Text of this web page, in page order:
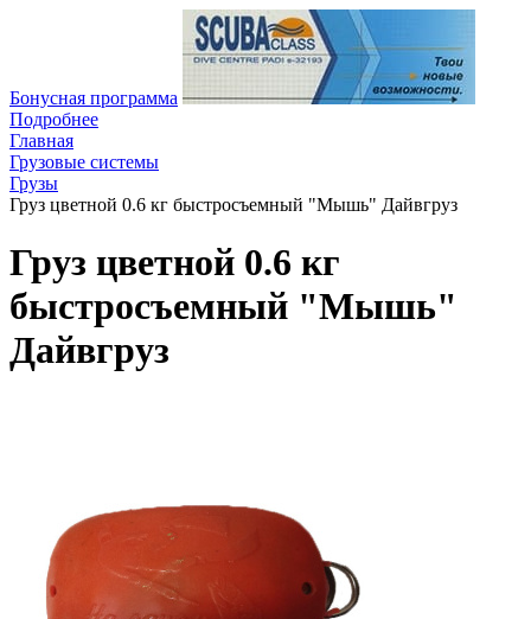
Бонусная программа
Подробнее
Главная
Грузовые системы
Грузы
Груз цветной 0.6 кг быстросъемный "Мышь" Дайвгруз
Груз цветной 0.6 кг
быстросъемный "Мышь"
Дайвгруз